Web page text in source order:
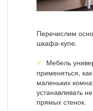
Перечислим
шкафа-купе.
Мебель
применяться,
маленьких
устанавливать
прямых стенок.